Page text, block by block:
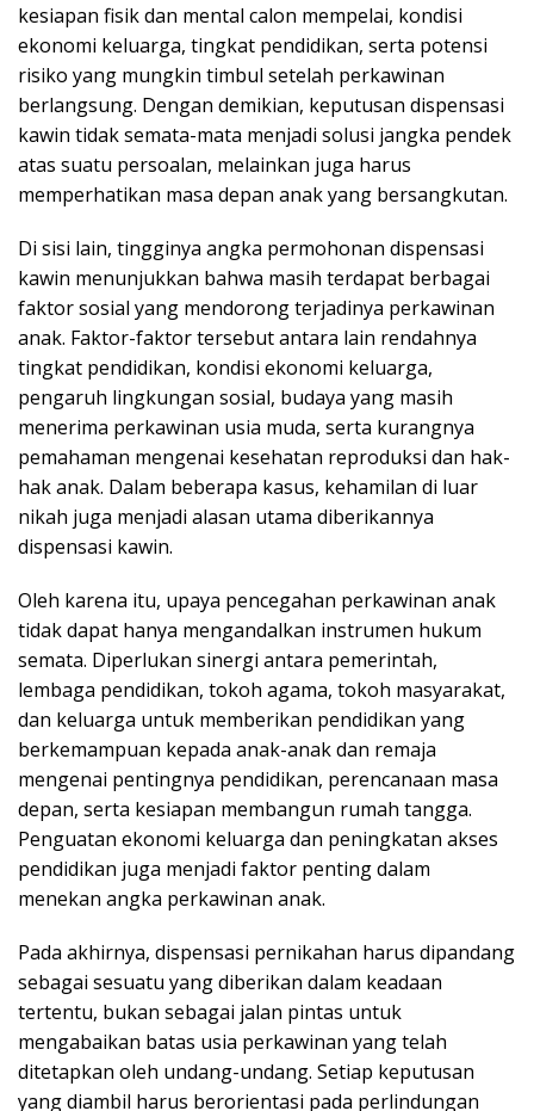
kesiapan fisik dan mental calon mempelai, kondisi
ekonomi keluarga, tingkat pendidikan, serta potensi
risiko yang mungkin timbul setelah perkawinan
berlangsung. Dengan demikian, keputusan dispensasi
kawin tidak semata-mata menjadi solusi jangka pendek
atas suatu persoalan, melainkan juga harus
memperhatikan masa depan anak yang bersangkutan.
Di sisi lain, tingginya angka permohonan dispensasi
kawin menunjukkan bahwa masih terdapat berbagai
faktor sosial yang mendorong terjadinya perkawinan
anak. Faktor-faktor tersebut antara lain rendahnya
tingkat pendidikan, kondisi ekonomi keluarga,
pengaruh lingkungan sosial, budaya yang masih
menerima perkawinan usia muda, serta kurangnya
pemahaman mengenai kesehatan reproduksi dan hak-
hak anak. Dalam beberapa kasus, kehamilan di luar
nikah juga menjadi alasan utama diberikannya
dispensasi kawin.
Oleh karena itu, upaya pencegahan perkawinan anak
tidak dapat hanya mengandalkan instrumen hukum
semata. Diperlukan sinergi antara pemerintah,
lembaga pendidikan, tokoh agama, tokoh masyarakat,
dan keluarga untuk memberikan pendidikan yang
berkemampuan kepada anak-anak dan remaja
mengenai pentingnya pendidikan, perencanaan masa
depan, serta kesiapan membangun rumah tangga.
Penguatan ekonomi keluarga dan peningkatan akses
pendidikan juga menjadi faktor penting dalam
menekan angka perkawinan anak.
Pada akhirnya, dispensasi pernikahan harus dipandang
sebagai sesuatu yang diberikan dalam keadaan
tertentu, bukan sebagai jalan pintas untuk
mengabaikan batas usia perkawinan yang telah
ditetapkan oleh undang-undang. Setiap keputusan
yang diambil harus berorientasi pada perlindungan